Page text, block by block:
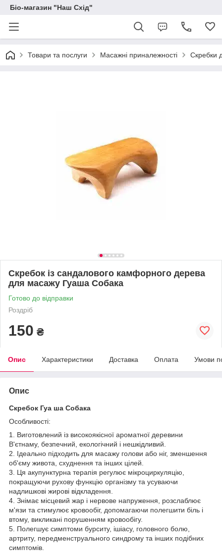
Біо-магазин "Наш Схід"
Товари та послуги Масажні приналежності Скребки
Скребок із сандалового камфорного дерева
для масажу Гуаша Собака
Готово до відправки
Роздріб
150 ₴
Опис Характеристики Доставка Оплата Умови
Опис
Скребок Гуа ша Собака
Особливості:
1. Виготовлений із високоякісної ароматної деревини
В'єтнаму, безпечний, екологічний і нешкідливий.
2. Ідеально підходить для масажу голови або ніг, зменшення
об'єму живота, схуднення та інших цілей.
3. Ця акупунктурна терапія регулює мікроциркуляцію,
покращуючи рухову функцію організму та усуваючи
надлишкові жирові відкладення.
4. Знімає місцевий жар і нервове напруження, розслаблює
м'язи та стимулює кровообіг, допомагаючи полегшити біль і
втому, викликані порушенням кровообігу.
5. Полегшує симптоми бурситу, ішіасу, головного болю,
артриту, передменструального синдрому та інших подібних
симптомів.